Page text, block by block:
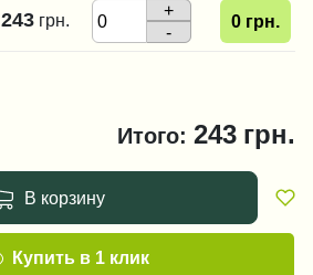
243 грн.
+
-
0 грн.
Итого: 243 грн.
В корзину
Купить в 1 клик